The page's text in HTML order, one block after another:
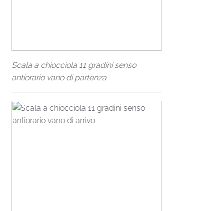
Scala a chiocciola 11 gradini senso
antiorario vano di partenza